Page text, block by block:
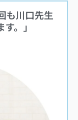
も川口先生
。」